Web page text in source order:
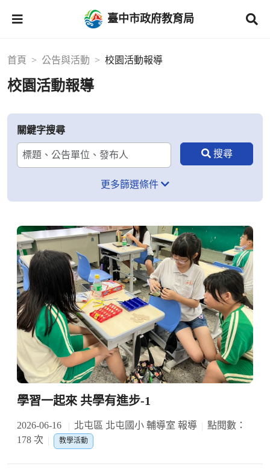
臺中市政府教育局
首頁 公告與活動 校園活動報導
校園活動報導
關鍵字搜尋
更多篩選條件
學習一起來 共學有進步-1
2026-06-16 北屯區 北屯國小 輔導室 報導
點閱數：
178 次
教學活動